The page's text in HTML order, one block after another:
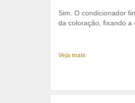
Sim. O condicionador
da coloração, fixando a
Veja mais